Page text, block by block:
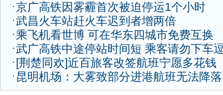
京广高铁因雾霾首次被迫停运1个小时
武昌火车站赶火车迟到者增两倍
乘飞机看世博 可在华东四城市免费互换
武广高铁中途停站时间短 乘客请勿下车
[荆楚同欢]近百旅客改签航班宁愿多花钱
昆明机场：大雾致部分进港航班无法降落